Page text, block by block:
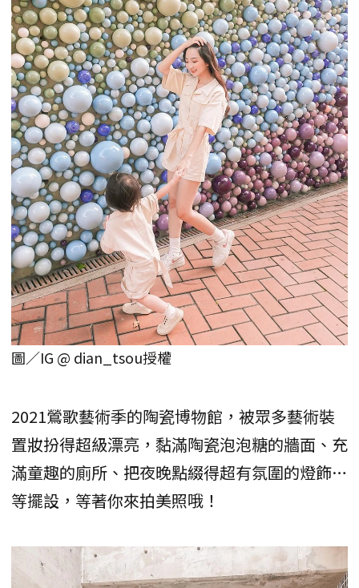
圖／IG @ dian_tsou授權
2021鶯歌藝術季的陶瓷博物館，被眾多藝術裝
置妝扮得超級漂亮，黏滿陶瓷泡泡糖的牆面、充
滿童趣的廁所、把夜晚點綴得超有氛圍的燈飾…
等擺設，等著你來拍美照哦！